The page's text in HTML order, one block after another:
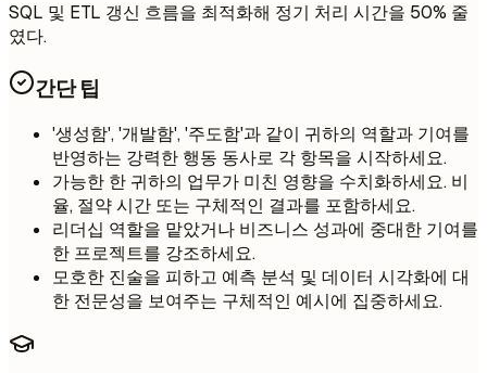
SQL 및 ETL 갱신 흐름을 최적화해 정기 처리 시간을 50% 줄
였다.
간단 팁
'생성함', '개발함', '주도함'과 같이 귀하의 역할과 기여를
반영하는 강력한 행동 동사로 각 항목을 시작하세요.
가능한 한 귀하의 업무가 미친 영향을 수치화하세요. 비
율, 절약 시간 또는 구체적인 결과를 포함하세요.
리더십 역할을 맡았거나 비즈니스 성과에 중대한 기여를
한 프로젝트를 강조하세요.
모호한 진술을 피하고 예측 분석 및 데이터 시각화에 대
한 전문성을 보여주는 구체적인 예시에 집중하세요.